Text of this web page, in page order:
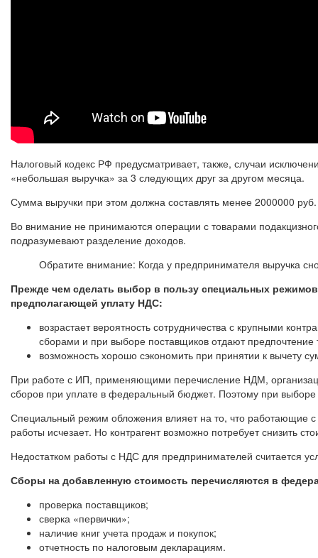
Налоговый кодекс РФ предусматривает, также, случаи
«небольшая выручка» за 3 следующих друг за другом месяца.
Сумма выручки при этом должна составлять менее 2000000
Во внимание не принимаются операции с товарами
подразумевают разделение доходов.
Обратите внимание: Когда у предпринимателя выручка
Прежде чем сделать выбор в пользу специальных
предполагающей уплату НДС:
возрастает вероятность сотрудничества с крупными
сборами и при выборе поставщиков отдают
возможность хорошо сэкономить при принятии к вычету
При работе с ИП, применяющими перечисление НДМ,
сборов при уплате в федеральный бюджет. Поэтому при
Специальный режим обложения влияет на то, что работающие с
работы исчезает. Но контрагент возможно потребует снизить
Недостатком работы с НДС для предпринимателей считается
Сборы на добавленную стоимость перечисляются в
проверка поставщиков;
сверка «первички»;
наличие книг учета продаж и покупок;
отчетность по налоговым декларациям.